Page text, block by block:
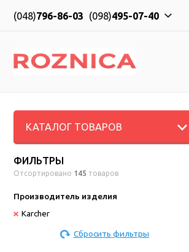
(048)796-86-03 (098)495-07-40
КАТАЛОГ ТОВАРОВ
ФИЛЬТРЫ
Отсортировано 145 товаров
Производитель изделия
Karcher
Сбросить фильтры